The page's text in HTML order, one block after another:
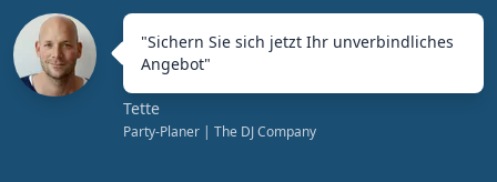
"Sichern Sie sich jetzt Ihr unverbindliches
Angebot"
Tette
Party-Planer | The DJ Company